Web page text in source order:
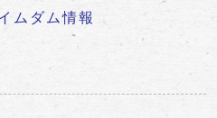
ムダム情報